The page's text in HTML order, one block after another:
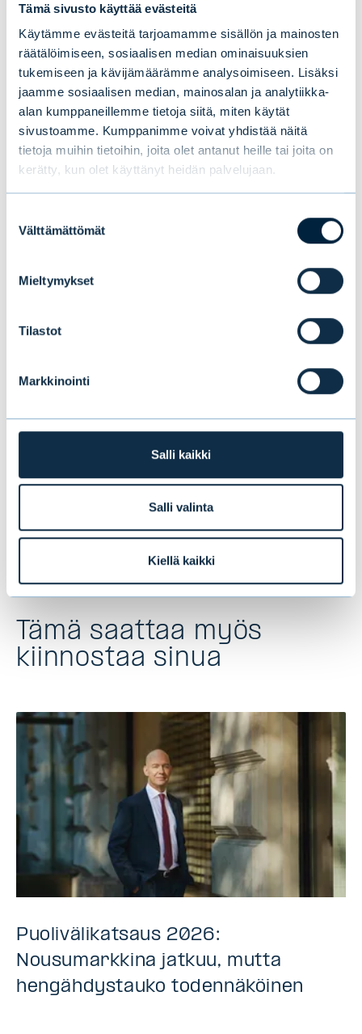
Tämä sivusto käyttää evästeitä
Käytämme evästeitä tarjoamamme sisällön ja mainosten
räätälöimiseen, sosiaalisen median ominaisuuksien
tukemiseen ja kävijämäärämme analysoimiseen. Lisäksi
jaamme sosiaalisen median, mainosalan ja analytiikka-
alan kumppaneillemme tietoja siitä, miten käytät
sivustoamme. Kumppanimme voivat yhdistää näitä
tietoja muihin tietoihin, joita olet antanut heille tai joita on
kerätty, kun olet käyttänyt heidän palvelujaan.
valinta
Välttämättömät
Mieltymykset
Tilastot
Markkinointi
Salli kaikki
Salli valinta
Kiellä kaikki
omia assistentteja”, Asunmaa toteaa.
Future Group on suomalainen Autodeskin
kehittämien ohjelmistojen lisäarvojakelija.
Ohjelmistoja hyödynnetään mm. rakennus-
ja valmistavan teollisuuden suunnittelussa,
yhdyskuntasuunnittelussa ja media- sekä
Future Groupin hallituksen puheenjohtaja.
Future Groupin yritystarinan tarjosi Evli
Pankki.
Tämä saattaa myös
kiinnostaa sinua
Puolivälikatsaus 2026:
Nousumarkkina jatkuu, mutta
hengähdystauko todennäköinen